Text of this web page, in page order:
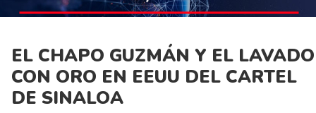
EL CHAPO GUZMÁN Y EL LAVADO
CON ORO EN EEUU DEL CARTEL
DE SINALOA